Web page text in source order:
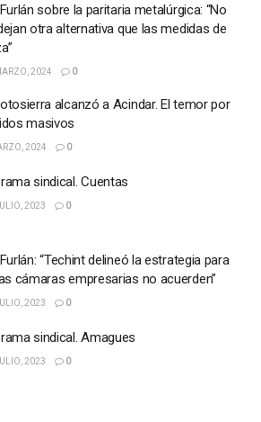
sobre la paritaria metalúrgica: “No
otra alternativa que las medidas de
2024 0
alcanzó a Acindar. El temor por
masivos
2024 0
sindical. Cuentas
2023 0
“Techint delineó la estrategia para
cámaras empresarias no acuerden”
2023 0
sindical. Amagues
2023 0